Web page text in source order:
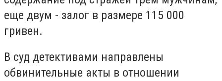
еще двум - залог в размере 115 000
гривен.
В суд детективами направлены
обвинительные акты в отношении